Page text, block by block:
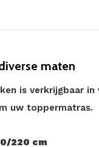
maten
is verkrijgbaar
uw toppermatras.
220 cm